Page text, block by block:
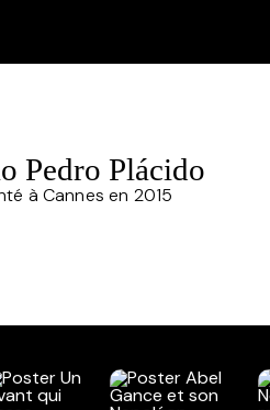
Pedro Plácido
à Cannes en 2015